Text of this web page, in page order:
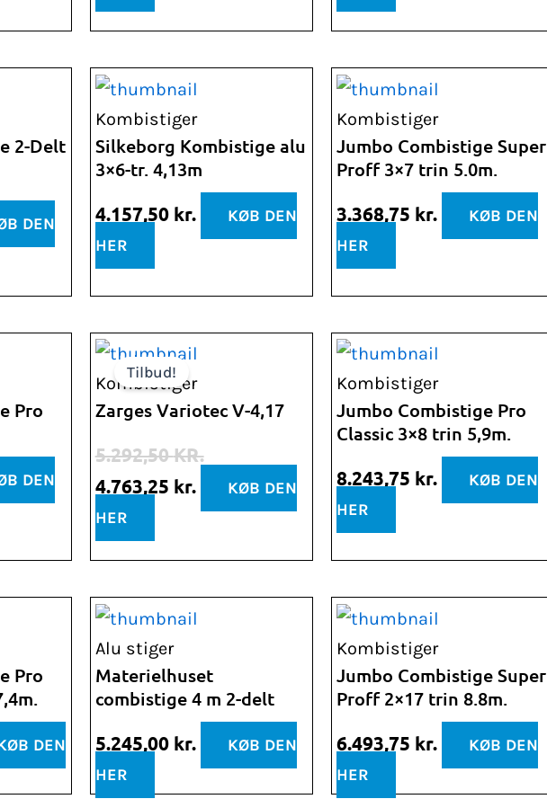
2-Delt
kr..
DEN
Kombistiger
Silkeborg Kombistige alu
3×6-tr. 4,13m
4.157,50 kr.
KØB DEN
HER
Kombistiger
Jumbo Combistige Super
Proff 3×7 trin 5.0m.
3.368,75 kr.
KØB DEN
HER
Pro
DEN
Tilbud!
Kombistiger
Zarges Variotec V-4,17
5.292,50KR.
Den
oprindelige
pris
5.292,50 kr..
4.763,25 kr.
Den
aktuelle
pris
4.763,25 kr..
KØB DEN
HER
Kombistiger
Jumbo Combistige Pro
Classic 3×8 trin 5,9m.
8.243,75 kr.
KØB DEN
HER
Pro
DEN
Alu stiger
Materielhuset
combistige 4 m 2-delt
5.245,00 kr.
KØB DEN
HER
Kombistiger
Jumbo Combistige Super
Proff 2×17 trin 8.8m.
6.493,75 kr.
KØB DEN
HER